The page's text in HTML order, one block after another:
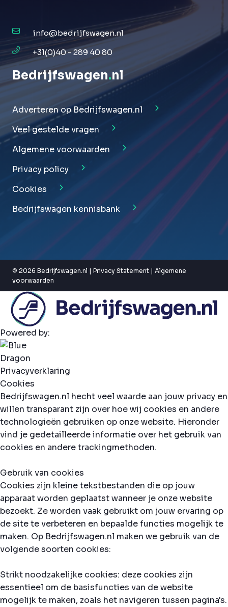
info@bedrijfswagen.nl
+31(0)40 - 289 40 80
Bedrijfswagen.nl
Adverteren op Bedrijfswagen.nl
Veel gestelde vragen
Algemene voorwaarden
Privacy policy
Cookies
Bedrijfswagen kennisbank
© 2026 Bedrijfswagen.nl | Privacy Statement | Algemene
voorwaarden
Powered by:
Privacyverklaring
Cookies
Bedrijfswagen.nl hecht veel waarde aan jouw privacy en
willen transparant zijn over hoe wij cookies en andere
technologieën gebruiken op onze website. Hieronder
vind je gedetailleerde informatie over het gebruik van
cookies en andere trackingmethoden.
Gebruik van cookies
Cookies zijn kleine tekstbestanden die op jouw
apparaat worden geplaatst wanneer je onze website
bezoekt. Ze worden vaak gebruikt om jouw ervaring op
de site te verbeteren en bepaalde functies mogelijk te
maken. Op Bedrijfswagen.nl maken we gebruik van de
volgende soorten cookies:
Strikt noodzakelijke cookies: deze cookies zijn
essentieel om de basisfuncties van de website
mogelijk te maken, zoals het navigeren tussen pagina's.